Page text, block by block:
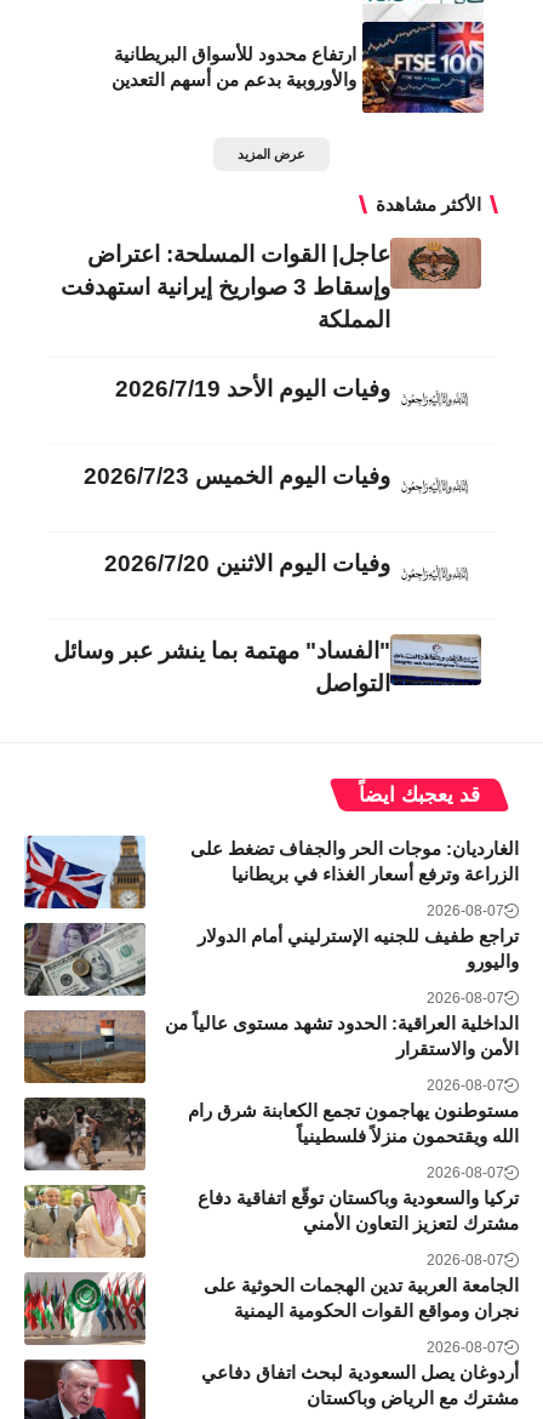
ارتفاع محدود للأسواق البريطانية
والأوروبية بدعم من أسهم التعدين
عرض المزيد
الأكثر مشاهدة
عاجل| القوات المسلحة: اعتراض
وإسقاط 3 صواريخ إيرانية استهدفت
المملكة
وفيات اليوم الأحد 2026/7/19
وفيات اليوم الخميس 2026/7/23
وفيات اليوم الاثنين 2026/7/20
"الفساد" مهتمة بما ينشر عبر وسائل
التواصل
قد يعجبك ايضاً
الغارديان: موجات الحر والجفاف تضغط على
الزراعة وترفع أسعار الغذاء في بريطانيا
2026-08-07
تراجع طفيف للجنيه الإسترليني أمام الدولار
واليورو
2026-08-07
الداخلية العراقية: الحدود تشهد مستوى عالياً من
الأمن والاستقرار
2026-08-07
مستوطنون يهاجمون تجمع الكعابنة شرق رام
الله ويقتحمون منزلاً فلسطينياً
2026-08-07
تركيا والسعودية وباكستان توقّع اتفاقية دفاع
مشترك لتعزيز التعاون الأمني
2026-08-07
الجامعة العربية تدين الهجمات الحوثية على
نجران ومواقع القوات الحكومية اليمنية
2026-08-07
أردوغان يصل السعودية لبحث اتفاق دفاعي
مشترك مع الرياض وباكستان